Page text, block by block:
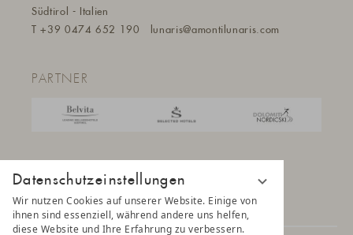
Datenschutzeinstellungen
Wir nutzen Cookies auf unserer Website. Einige von
ihnen sind essenziell, während andere uns helfen,
diese Website und Ihre Erfahrung zu verbessern.
Südtirol - Italien
T+39 0474 652 190 lunaris@amontilunaris.com
PARTNER